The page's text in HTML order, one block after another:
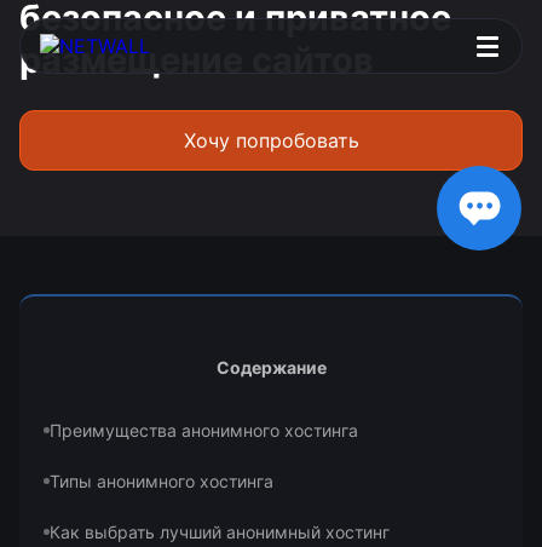
безопасное и приватное
размещение сайтов
Хочу попробовать
Содержание
Преимущества анонимного хостинга
Типы анонимного хостинга
Как выбрать лучший анонимный хостинг